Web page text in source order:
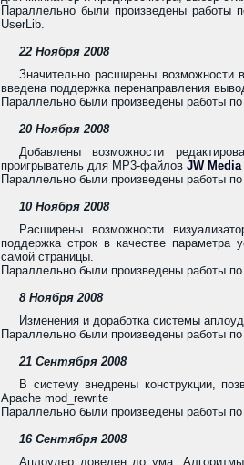
Параллельно были произведены работы
UserLib.
22 Ноября 2008
Значительно расширены возможности
введена поддержка перенаправления
Параллельно были произведены работы
20 Ноября 2008
Добавлены возможности
проигрыватель для MP3-файлов JW
Параллельно были произведены работы
10 Ноября 2008
Расширены возможности
поддержка строк в качестве параметра
самой страницы.
Параллельно были произведены работы
8 Ноября 2008
Изменения и доработка системы
Параллельно были произведены работы
21 Сентября 2008
В систему внедрены конструкции,
Apache mod_rewrite
Параллельно были произведены работы
16 Сентября 2008
Аплоудер доведен до ума.